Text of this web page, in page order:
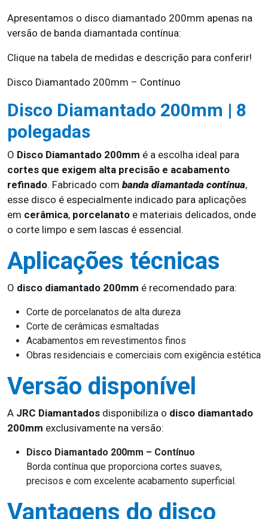
Apresentamos o disco diamantado 200mm apenas na
versão de banda diamantada contínua:
Clique na tabela de medidas e descrição para conferir!
Disco Diamantado 200mm – Contínuo
Disco Diamantado 200mm | 8
polegadas
O Disco Diamantado 200mm é a escolha ideal para
cortes que exigem alta precisão e acabamento
refinado. Fabricado com banda diamantada contínua,
esse disco é especialmente indicado para aplicações
em cerâmica, porcelanato e materiais delicados, onde
o corte limpo e sem lascas é essencial.
Aplicações técnicas
O disco diamantado 200mm é recomendado para:
Corte de porcelanatos de alta dureza
Corte de cerâmicas esmaltadas
Acabamentos em revestimentos finos
Obras residenciais e comerciais com exigência estética
Versão disponível
A JRC Diamantados disponibiliza o disco diamantado
200mm exclusivamente na versão:
Disco Diamantado 200mm – Contínuo
Borda contínua que proporciona cortes suaves,
precisos e com excelente acabamento superficial.
Vantagens do disco